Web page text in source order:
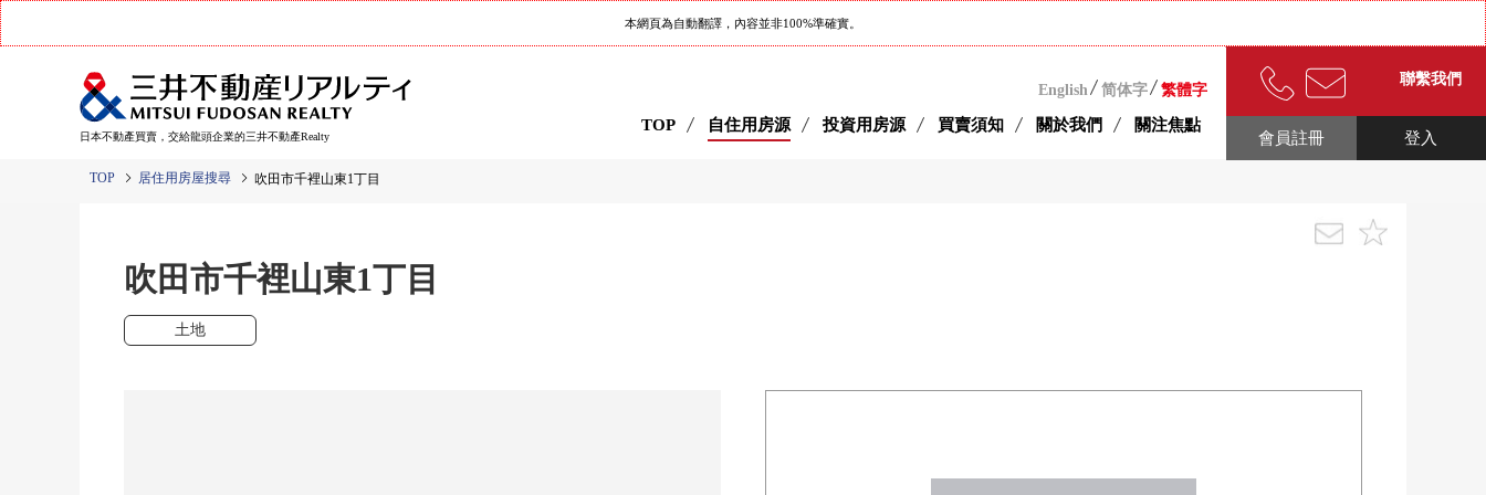
本網頁為自動翻譯，內容並非100%準確實。
日本不動產買賣，交給龍頭企業的三井不動產Realty
English 简体字 繁體字
TOP 自住用房源 投資用房源 買賣須知 關於我們 關注焦點
聯繫我們
登入
會員註冊
TOP 居住用房屋搜尋 吹田市千裡山東1丁目
吹田市千裡山東1丁目
土地